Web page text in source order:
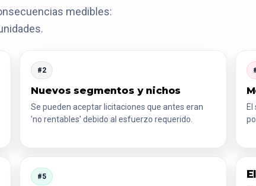
medibles:
#2
Nuevos segmentos y nichos
Se pueden aceptar licitaciones que antes eran
'no rentables' debido al esfuerzo requerido.
#5